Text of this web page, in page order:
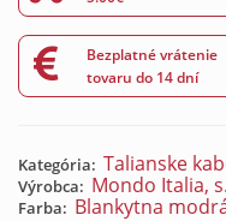
Bezplatné vrátenie
tovaru do 14 dní
Kategória: Talianske
Výrobca: Mondo Italia,
Farba: Blankytna